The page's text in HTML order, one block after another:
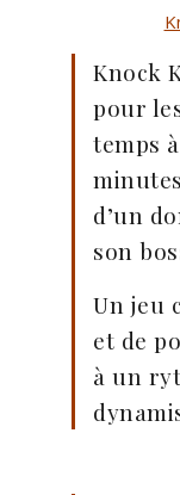
Knock
pour
temps
d’un
son
Un jeu
et de
à un